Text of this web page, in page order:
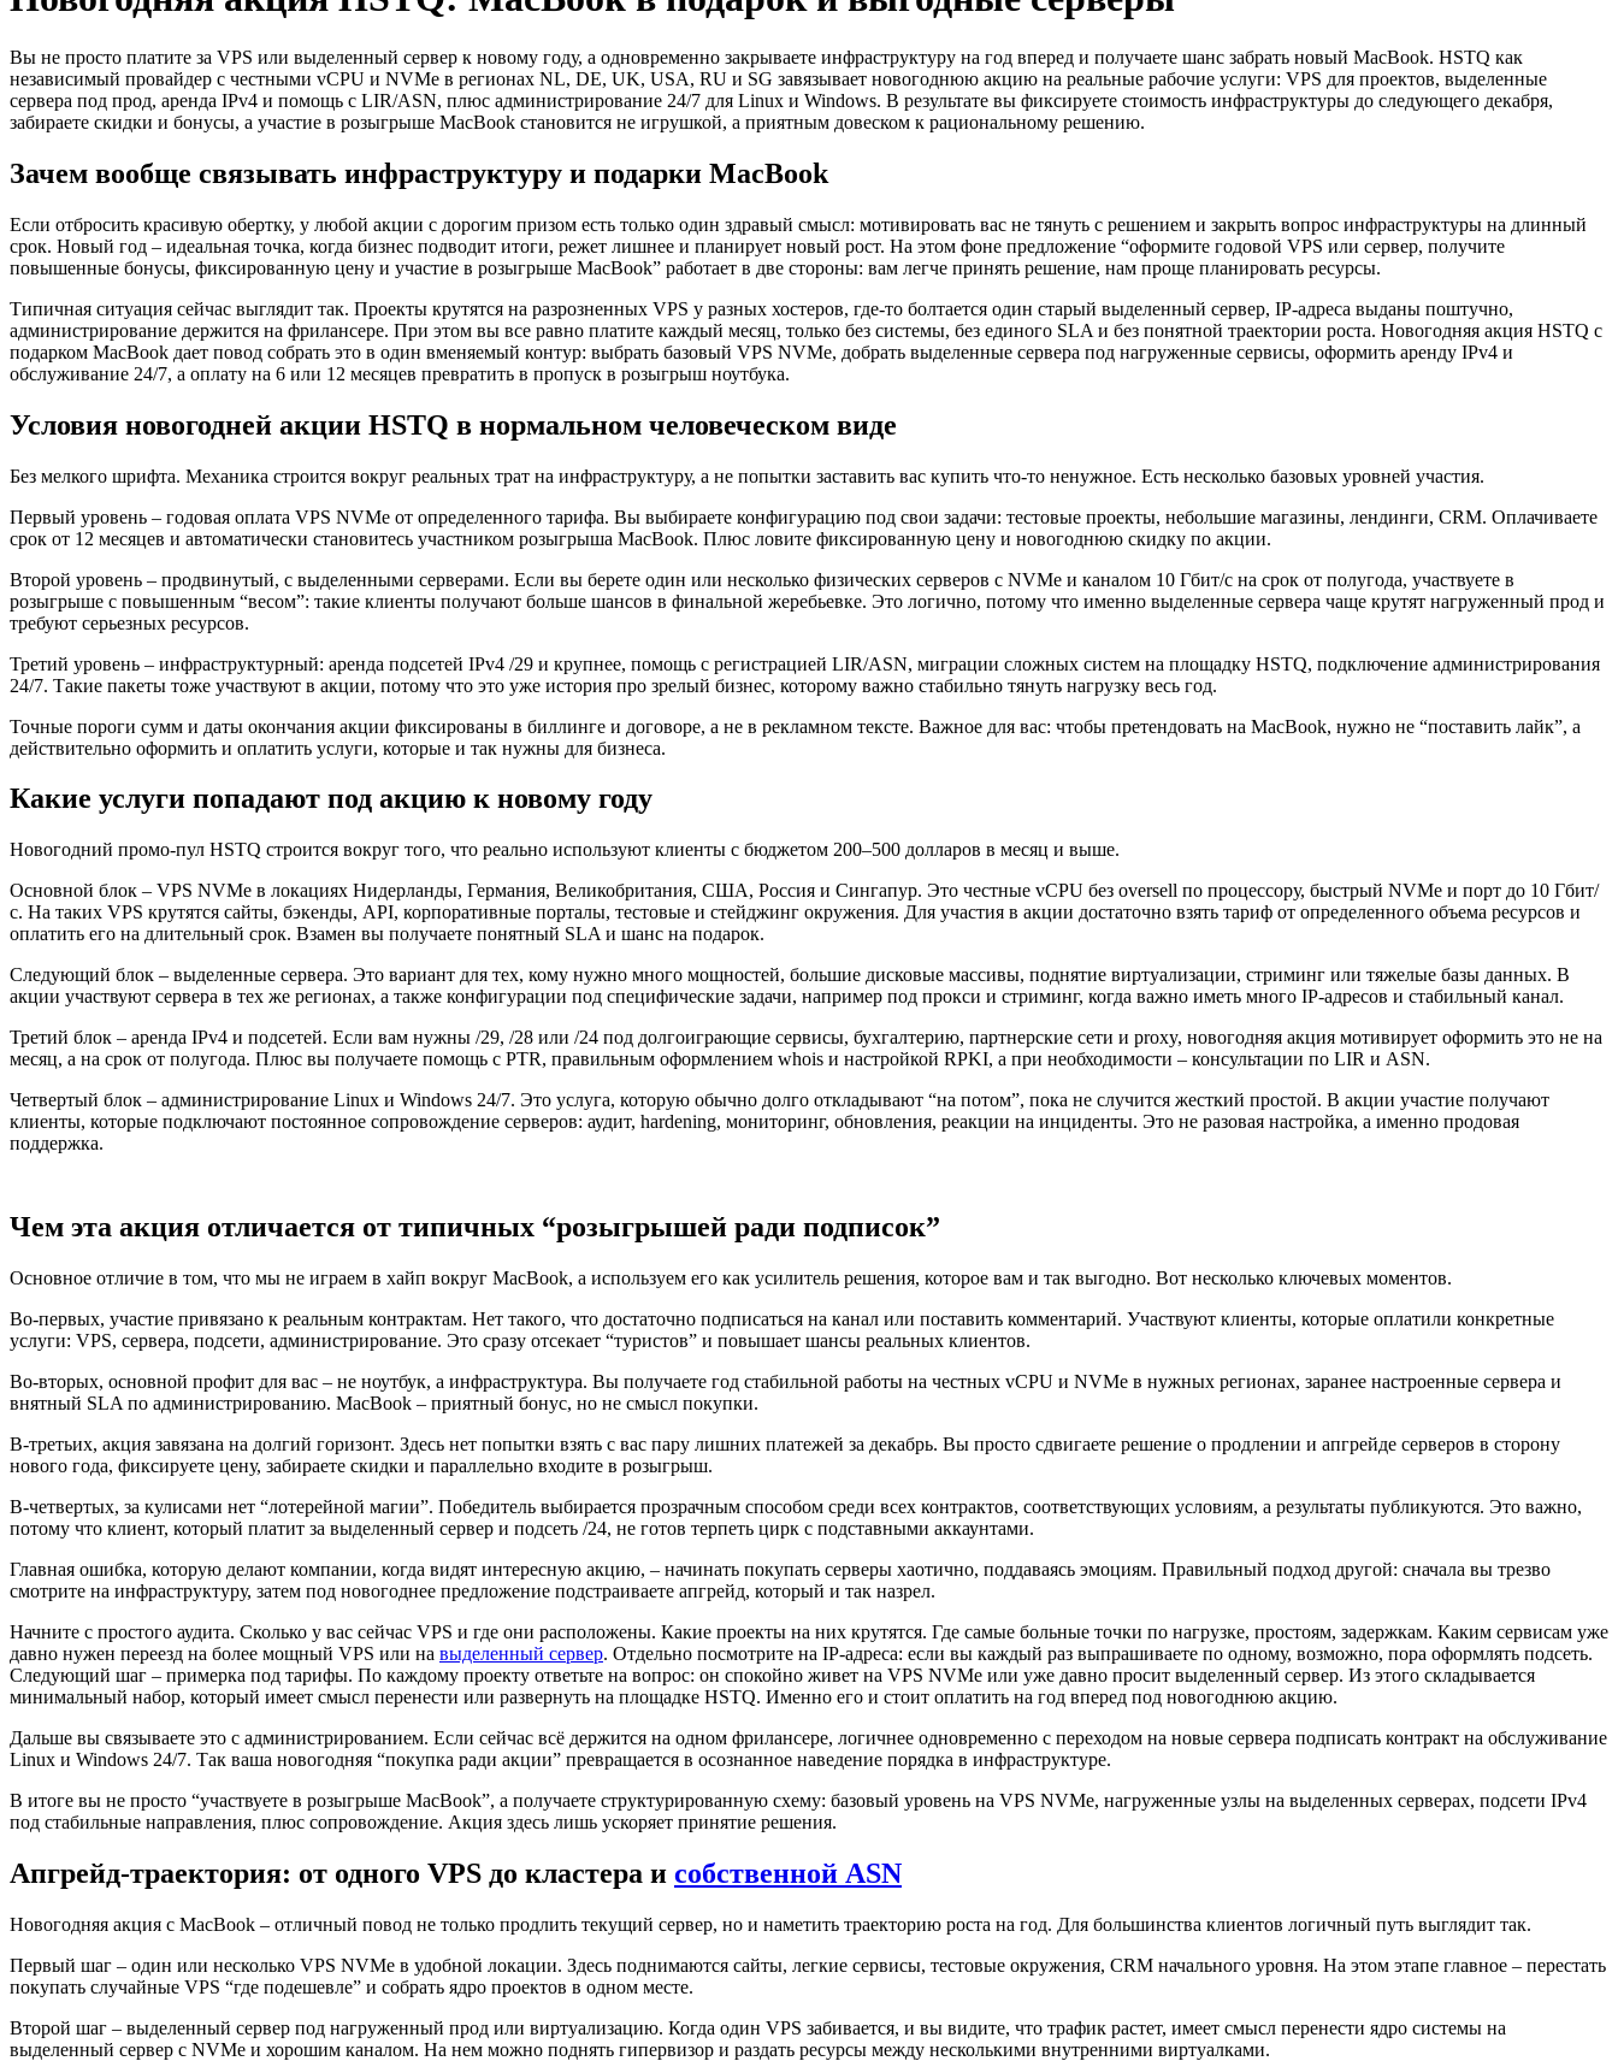
Вы не просто платите за VPS или выделенный сервер к новому году, а одновременно закрываете инфраструктуру на год вперед и получаете шанс забрать новый MacBook. HSTQ как
независимый провайдер с честными vCPU и NVMe в регионах NL, DE, UK, USA, RU и SG завязывает новогоднюю акцию на реальные рабочие услуги: VPS для проектов, выделенные
сервера под прод, аренда IPv4 и помощь с LIR/ASN, плюс администрирование 24/7 для Linux и Windows. В результате вы фиксируете стоимость инфраструктуры до следующего декабря,
забираете скидки и бонусы, а участие в розыгрыше MacBook становится не игрушкой, а приятным довеском к рациональному решению.
Зачем вообще связывать инфраструктуру и подарки MacBook
Если отбросить красивую обертку, у любой акции с дорогим призом есть только один здравый смысл: мотивировать вас не тянуть с решением и закрыть вопрос инфраструктуры на длинный
срок. Новый год – идеальная точка, когда бизнес подводит итоги, режет лишнее и планирует новый рост. На этом фоне предложение “оформите годовой VPS или сервер, получите
повышенные бонусы, фиксированную цену и участие в розыгрыше MacBook” работает в две стороны: вам легче принять решение, нам проще планировать ресурсы.
Типичная ситуация сейчас выглядит так. Проекты крутятся на разрозненных VPS у разных хостеров, где-то болтается один старый выделенный сервер, IP-адреса выданы поштучно,
администрирование держится на фрилансере. При этом вы все равно платите каждый месяц, только без системы, без единого SLA и без понятной траектории роста. Новогодняя акция HSTQ с
подарком MacBook дает повод собрать это в один вменяемый контур: выбрать базовый VPS NVMe, добрать выделенные сервера под нагруженные сервисы, оформить аренду IPv4 и
обслуживание 24/7, а оплату на 6 или 12 месяцев превратить в пропуск в розыгрыш ноутбука.
Условия новогодней акции HSTQ в нормальном человеческом виде
Без мелкого шрифта. Механика строится вокруг реальных трат на инфраструктуру, а не попытки заставить вас купить что-то ненужное. Есть несколько базовых уровней участия.
Первый уровень – годовая оплата VPS NVMe от определенного тарифа. Вы выбираете конфигурацию под свои задачи: тестовые проекты, небольшие магазины, лендинги, CRM. Оплачиваете
срок от 12 месяцев и автоматически становитесь участником розыгрыша MacBook. Плюс ловите фиксированную цену и новогоднюю скидку по акции.
Второй уровень – продвинутый, с выделенными серверами. Если вы берете один или несколько физических серверов с NVMe и каналом 10 Гбит/с на срок от полугода, участвуете в
розыгрыше с повышенным “весом”: такие клиенты получают больше шансов в финальной жеребьевке. Это логично, потому что именно выделенные сервера чаще крутят нагруженный прод и
требуют серьезных ресурсов.
Третий уровень – инфраструктурный: аренда подсетей IPv4 /29 и крупнее, помощь с регистрацией LIR/ASN, миграции сложных систем на площадку HSTQ, подключение администрирования
24/7. Такие пакеты тоже участвуют в акции, потому что это уже история про зрелый бизнес, которому важно стабильно тянуть нагрузку весь год.
Точные пороги сумм и даты окончания акции фиксированы в биллинге и договоре, а не в рекламном тексте. Важное для вас: чтобы претендовать на MacBook, нужно не “поставить лайк”, а
действительно оформить и оплатить услуги, которые и так нужны для бизнеса.
Какие услуги попадают под акцию к новому году
Новогодний промо-пул HSTQ строится вокруг того, что реально используют клиенты с бюджетом 200–500 долларов в месяц и выше.
Основной блок – VPS NVMe в локациях Нидерланды, Германия, Великобритания, США, Россия и Сингапур. Это честные vCPU без oversell по процессору, быстрый NVMe и порт до 10 Гбит/
с. На таких VPS крутятся сайты, бэкенды, API, корпоративные порталы, тестовые и стейджинг окружения. Для участия в акции достаточно взять тариф от определенного объема ресурсов и
оплатить его на длительный срок. Взамен вы получаете понятный SLA и шанс на подарок.
Следующий блок – выделенные сервера. Это вариант для тех, кому нужно много мощностей, большие дисковые массивы, поднятие виртуализации, стриминг или тяжелые базы данных. В
акции участвуют сервера в тех же регионах, а также конфигурации под специфические задачи, например под прокси и стриминг, когда важно иметь много IP-адресов и стабильный канал.
Третий блок – аренда IPv4 и подсетей. Если вам нужны /29, /28 или /24 под долгоиграющие сервисы, бухгалтерию, партнерские сети и proxy, новогодняя акция мотивирует оформить это не на
месяц, а на срок от полугода. Плюс вы получаете помощь с PTR, правильным оформлением whois и настройкой RPKI, а при необходимости – консультации по LIR и ASN.
Четвертый блок – администрирование Linux и Windows 24/7. Это услуга, которую обычно долго откладывают “на потом”, пока не случится жесткий простой. В акции участие получают
клиенты, которые подключают постоянное сопровождение серверов: аудит, hardening, мониторинг, обновления, реакции на инциденты. Это не разовая настройка, а именно продовая
поддержка.
Чем эта акция отличается от типичных “розыгрышей ради подписок”
Основное отличие в том, что мы не играем в хайп вокруг MacBook, а используем его как усилитель решения, которое вам и так выгодно. Вот несколько ключевых моментов.
Во-первых, участие привязано к реальным контрактам. Нет такого, что достаточно подписаться на канал или поставить комментарий. Участвуют клиенты, которые оплатили конкретные
услуги: VPS, сервера, подсети, администрирование. Это сразу отсекает “туристов” и повышает шансы реальных клиентов.
Во-вторых, основной профит для вас – не ноутбук, а инфраструктура. Вы получаете год стабильной работы на честных vCPU и NVMe в нужных регионах, заранее настроенные сервера и
внятный SLA по администрированию. MacBook – приятный бонус, но не смысл покупки.
В-третьих, акция завязана на долгий горизонт. Здесь нет попытки взять с вас пару лишних платежей за декабрь. Вы просто сдвигаете решение о продлении и апгрейде серверов в сторону
нового года, фиксируете цену, забираете скидки и параллельно входите в розыгрыш.
В-четвертых, за кулисами нет “лотерейной магии”. Победитель выбирается прозрачным способом среди всех контрактов, соответствующих условиям, а результаты публикуются. Это важно,
потому что клиент, который платит за выделенный сервер и подсеть /24, не готов терпеть цирк с подставными аккаунтами.
Главная ошибка, которую делают компании, когда видят интересную акцию, – начинать покупать серверы хаотично, поддаваясь эмоциям. Правильный подход другой: сначала вы трезво
смотрите на инфраструктуру, затем под новогоднее предложение подстраиваете апгрейд, который и так назрел.
Начните с простого аудита. Сколько у вас сейчас VPS и где они расположены. Какие проекты на них крутятся. Где самые больные точки по нагрузке, простоям, задержкам. Каким сервисам уже
давно нужен переезд на более мощный VPS или на выделенный сервер. Отдельно посмотрите на IP-адреса: если вы каждый раз выпрашиваете по одному, возможно, пора оформлять подсеть.
Следующий шаг – примерка под тарифы. По каждому проекту ответьте на вопрос: он спокойно живет на VPS NVMe или уже давно просит выделенный сервер. Из этого складывается
минимальный набор, который имеет смысл перенести или развернуть на площадке HSTQ. Именно его и стоит оплатить на год вперед под новогоднюю акцию.
Дальше вы связываете это с администрированием. Если сейчас всё держится на одном фрилансере, логичнее одновременно с переходом на новые сервера подписать контракт на обслуживание
Linux и Windows 24/7. Так ваша новогодняя “покупка ради акции” превращается в осознанное наведение порядка в инфраструктуре.
В итоге вы не просто “участвуете в розыгрыше MacBook”, а получаете структурированную схему: базовый уровень на VPS NVMe, нагруженные узлы на выделенных серверах, подсети IPv4
под стабильные направления, плюс сопровождение. Акция здесь лишь ускоряет принятие решения.
Апгрейд-траектория: от одного VPS до кластера и собственной ASN
Новогодняя акция с MacBook – отличный повод не только продлить текущий сервер, но и наметить траекторию роста на год. Для большинства клиентов логичный путь выглядит так.
Первый шаг – один или несколько VPS NVMe в удобной локации. Здесь поднимаются сайты, легкие сервисы, тестовые окружения, CRM начального уровня. На этом этапе главное – перестать
покупать случайные VPS “где подешевле” и собрать ядро проектов в одном месте.
Второй шаг – выделенный сервер под нагруженный прод или виртуализацию. Когда один VPS забивается, и вы видите, что трафик растет, имеет смысл перенести ядро системы на
выделенный сервер с NVMe и хорошим каналом. На нем можно поднять гипервизор и раздать ресурсы между несколькими внутренними виртуалками.